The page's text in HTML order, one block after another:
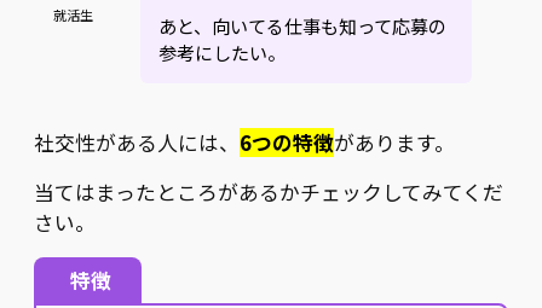
就活生
あと、向いてる仕事も知って応募の
参考にしたい。
社交性がある人には、 6つの特徴があります。
当てはまったところがあるかチェックしてみてくだ
さい。
特徴